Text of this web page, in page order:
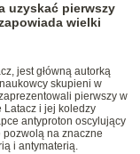
uzyskać pierwszy
wielki
jest główną autorką
skupieni w
pierwszy w
Latacz i jej koledzy
antyproton oscylujący
na znaczne
i antymaterią.